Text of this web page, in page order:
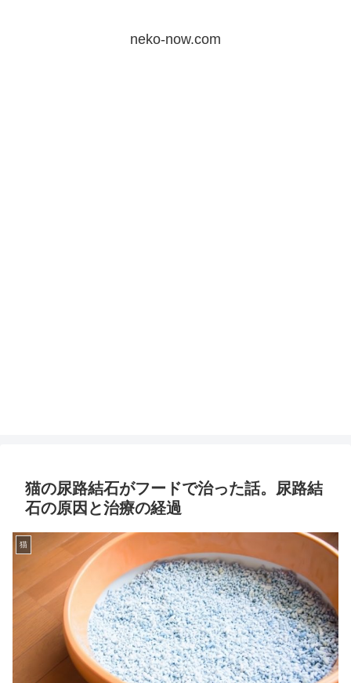
neko-now.com
猫の尿路結石がフードで治った話。尿路結
石の原因と治療の経過
猫